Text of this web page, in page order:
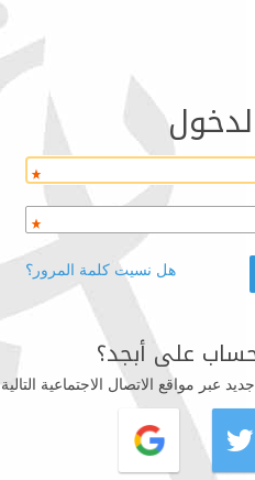
هل نسيت كلمة المرور؟
على أبجد؟
عبر مواقع الاتصال الاجتماعية التالية